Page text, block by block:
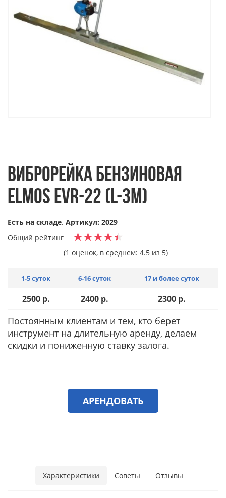
ВИБРОРЕЙКА БЕНЗИНОВАЯ
ELMOS EVR-22 (L-3М)
Есть на складе. Артикул: 2029
Общий рейтинг
(1 оценок, в среднем: 4.5 из 5)
1-5 суток 6-16 суток 17 и более суток
2500 р. 2400 р. 2300 р.
Постоянным клиентам и тем, кто берет
инструмент на длительную аренду, делаем
скидки и пониженную ставку залога.
АРЕНДОВАТЬ
Характеристики Советы Отзывы